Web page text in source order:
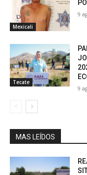
Mexicali
9
Tecate
9
MAS LEÍDOS